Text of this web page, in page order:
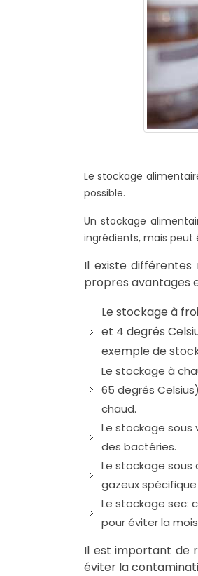
Le stockage
possible.
Un stockage
ingrédients, mais peut
Il existe
propres avantages
Le stockage à
et 4 degrés
exemple de
Le stockage à
65 degrés
chaud.
Le stockage sous
des bactéries.
Le stockage
gazeux
Le stockage sec:
pour éviter la
Il est important de
éviter la